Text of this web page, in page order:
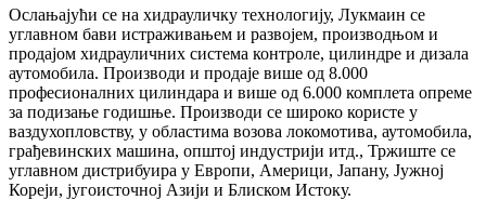
Ослањајући се на хидрауличку технологију, Лукмаин се
углавном бави истраживањем и развојем, производњом и
продајом хидрауличних система контроле, цилиндре и дизала
аутомобила. Производи и продаје више од 8.000
професионалних цилиндара и више од 6.000 комплета опреме
за подизање годишње. Производи се широко користе у
ваздухопловству, у областима возова локомотива, аутомобила,
грађевинских машина, општој индустрији итд., Тржиште се
углавном дистрибуира у Европи, Америци, Јапану, Јужној
Кореји, југоисточној Азији и Блиском Истоку.